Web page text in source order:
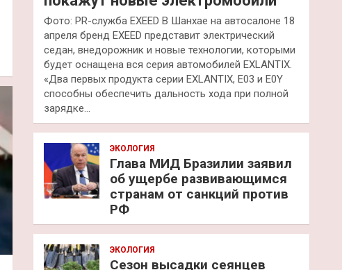
Фото: PR-служба EXEED В Шанхае на автосалоне 18
апреля бренд EXEED представит электрический
седан, внедорожник и новые технологии, которыми
будет оснащена вся серия автомобилей EXLANTIX.
«Два первых продукта серии EXLANTIX, E03 и E0Y
способны обеспечить дальность хода при полной
зарядке…
ЭКОЛОГИЯ
Глава МИД Бразилии заявил
об ущербе развивающимся
странам от санкций против
РФ
ЭКОЛОГИЯ
Сезон высадки сеянцев